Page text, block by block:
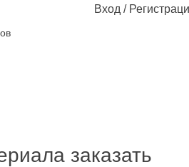
Вход /
заказать